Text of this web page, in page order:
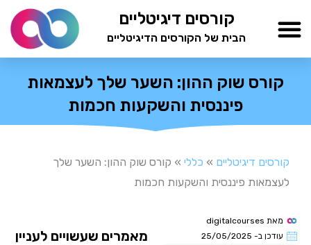
לתוכן
קורסים דיגיטליים
הבית של הקורסים הדיגיטליים
קורס שוק ההון: השער שלך לעצמאות
פיננסית והשקעות חכמות
קורסים דיגיטליים » כללי » קורס שוק ההון: השער שלך
לעצמאות פיננסית והשקעות חכמות
מאת
עודכן ב- 25/05/2025
מאמרים שעשויים לעניין